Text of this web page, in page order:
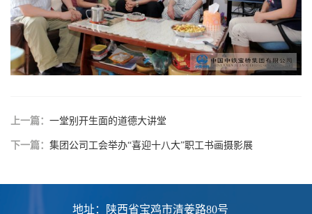
上一篇： 一堂别开生面的道德大讲堂
下一篇： 集团公司工会举办“喜迎十八大”职工书画摄影展
地址：陕西省宝鸡市清姜路80号